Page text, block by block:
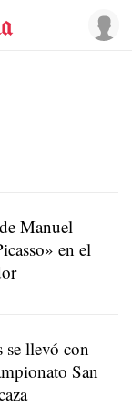
Manuel
en el
se llevó con
San